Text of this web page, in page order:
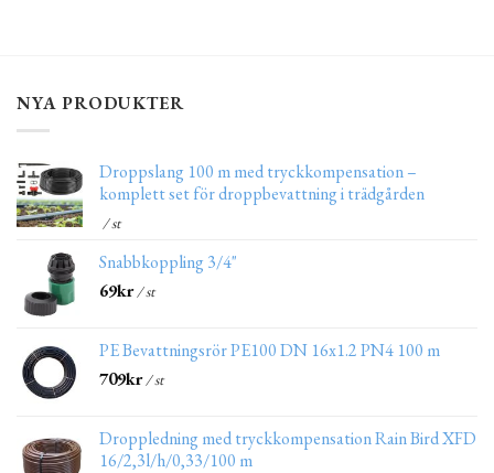
NYA PRODUKTER
Droppslang 100 m med tryckkompensation –
komplett set för droppbevattning i trädgården
/ st
Snabbkoppling 3/4"
69kr/ st
PE Bevattningsrör PE100 DN 16x1.2 PN4 100 m
709kr/ st
Droppledning med tryckkompensation Rain Bird XFD
16/2,3l/h/0,33/100 m